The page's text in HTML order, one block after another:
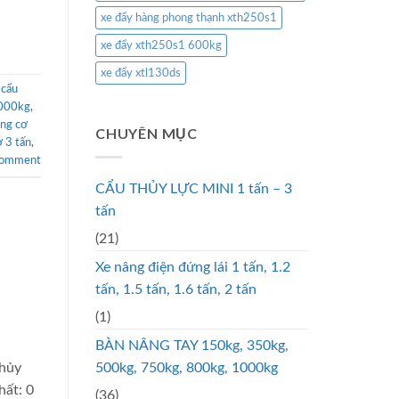
cẩu
,
cơ
3 tấn,
0
xe đẩy hàng phong thạnh xth250s1
xe đẩy xth250s1 600kg
xe đẩy xtl130ds
CHUYÊN MỤC
CẨU THỦY LỰC MINI 1 tấn – 3
tấn
(21)
Xe nâng điện đứng lái 1 tấn, 1.2
tấn, 1.5 tấn, 1.6 tấn, 2 tấn
(1)
BÀN NÂNG TAY 150kg, 350kg,
500kg, 750kg, 800kg, 1000kg
(36)